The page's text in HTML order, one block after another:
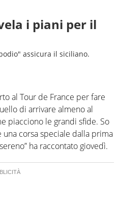
i piani per il
assicura il siciliano.
al Tour de France per fare
di arrivare almeno al
piacciono le grandi sfide. So
una corsa speciale dalla prima
ha raccontato giovedì.